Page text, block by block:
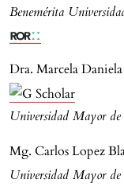
Benemérita
Dra. Marcela
Universidad Mayor
Mg. Carlos Lopez
Universidad Mayor